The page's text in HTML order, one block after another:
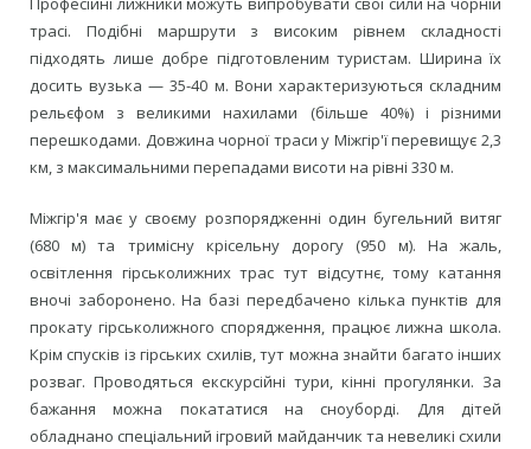
трасі. Подібні маршрути з високим рівнем складності
підходять лише добре підготовленим туристам. Ширина їх
досить вузька — 35-40 м. Вони характеризуються складним
рельєфом з великими нахилами (більше 40%) і різними
перешкодами. Довжина чорної траси у Міжгір'ї перевищує 2,3
км, з максимальними перепадами висоти на рівні 330 м.
Міжгір'я має у своєму розпорядженні один бугельний витяг
(680 м) та тримісну крісельну дорогу (950 м). На жаль,
освітлення гірськолижних трас тут відсутнє, тому катання
вночі заборонено. На базі передбачено кілька пунктів для
прокату гірськолижного спорядження, працює лижна школа.
Крім спусків із гірських схилів, тут можна знайти багато інших
розваг. Проводяться екскурсійні тури, кінні прогулянки. За
бажання можна покататися на сноуборді. Для дітей
обладнано спеціальний ігровий майданчик та невеликі схили